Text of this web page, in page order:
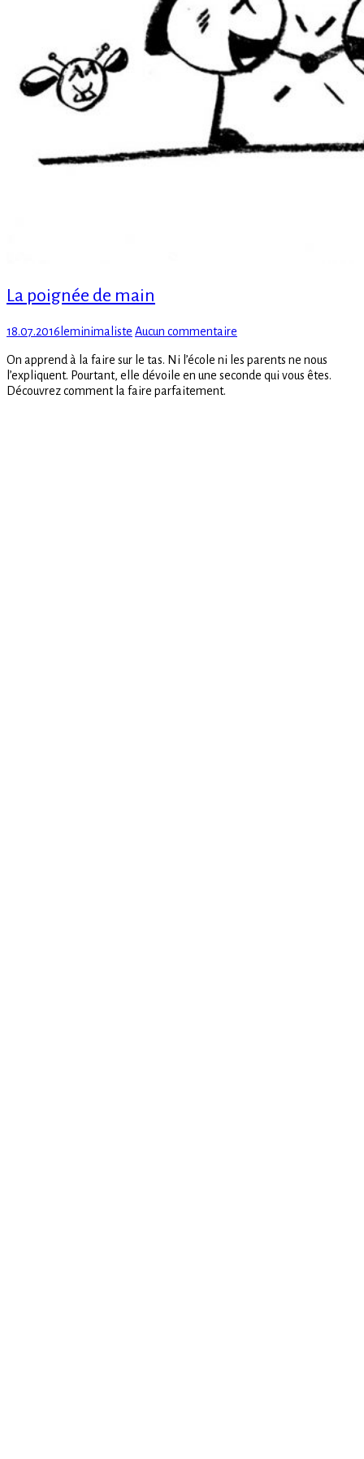
La poignée de main
Posted
18.07.2016 Author
leminimaliste Aucun commentaire
poignée
de
On apprend à la faire sur le tas. Ni l’école ni les parents ne nous
l’expliquent. Pourtant, elle dévoile en une seconde qui vous êtes.
Découvrez comment la faire parfaitement.